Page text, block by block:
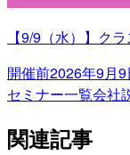
【9/9（水）】ク
開催前2026年9月
セミナー一覧会社
関連記事